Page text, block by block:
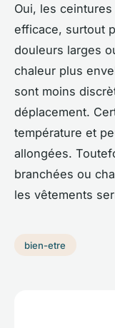
Oui, les
efficace, surtout
douleurs larges
chaleur plus
sont moins
déplacement.
température et
allongées.
branchées ou
les vêtements
bien-etre